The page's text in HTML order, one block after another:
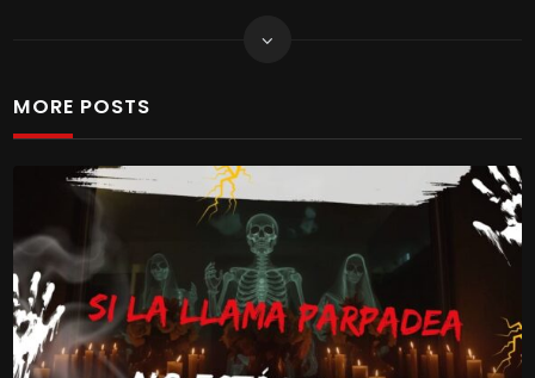
MORE POSTS